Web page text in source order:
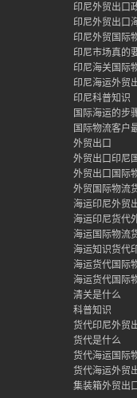
印尼外贸出口
印尼外贸出口
印尼外贸国际
印尼市场真的
印尼海关国际
印尼海运外贸
印尼科普知识
国际海运的步
国际物流客户
外贸出口
外贸出口印尼
外贸出口国际
外贸国际物流
海运印尼外贸
海运印尼货代
海运国际物流
海运知识货代
海运货代国际
海运货代国际
清关是什么
科普知识
货代印尼外贸
货代是什么
货代海运国际
货代海运外贸
集装箱外贸出